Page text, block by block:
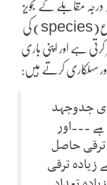
مقابلے کے تجویز
پیش کی اس کی بجائے کروپوٹکن نے لکھا کہ تمام انواع(species) کی
ہے اور اپنی باری
سہلکاری کرتے ہیں:
جدوجہد
۔۔۔اور
حاصل
ترقی